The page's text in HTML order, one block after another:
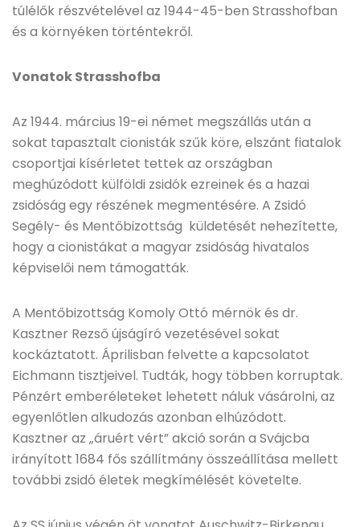
túlélők részvételével az 1944-45-ben Strasshofban
és a környéken történtekről.
Vonatok Strasshofba
Az 1944. március 19-ei német megszállás után a
sokat tapasztalt cionisták szűk köre, elszánt fiatalok
csoportjai kísérletet tettek az országban
meghúzódott külföldi zsidók ezreinek és a hazai
zsidóság egy részének megmentésére. A Zsidó
Segély- és Mentőbizottság küldetését nehezítette,
hogy a cionistákat a magyar zsidóság hivatalos
képviselői nem támogatták.
A Mentőbizottság Komoly Ottó mérnök és dr.
Kasztner Rezső újságíró vezetésével sokat
kockáztatott. Áprilisban felvette a kapcsolatot
Eichmann tisztjeivel. Tudták, hogy többen korruptak.
Pénzért emberéleteket lehetett náluk vásárolni, az
egyenlőtlen alkudozás azonban elhúzódott.
Kasztner az „áruért vért” akció során a Svájcba
irányított 1684 fős szállítmány összeállítása mellett
további zsidó életek megkímélését követelte.